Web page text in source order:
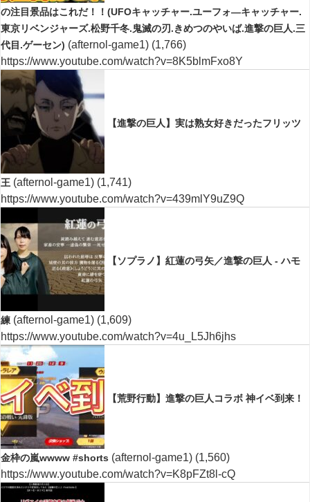
の注目景品はこれだ！！(UFOキャッチャー.ユーフォ―キャッチャー.
東京リベンジャーズ.松野千冬.鬼滅の刃.きめつのやいば.進撃の巨人.三
代目.ゲーセン) (afternol-game1) (1,766)
https://www.youtube.com/watch?v=8K5blmFxo8Y
【進撃の巨人】実は熟女好きだったフリッツ
王 (afternol-game1) (1,741)
https://www.youtube.com/watch?v=439mlY9uZ9Q
【ソプラノ】紅蓮の弓矢／進撃の巨人 - ハモ
練 (afternol-game1) (1,609)
https://www.youtube.com/watch?v=4u_L5Jh6jhs
【荒野行動】進撃の巨人コラボ 神イベ到来！
金枠の嵐wwww #shorts (afternol-game1) (1,560)
https://www.youtube.com/watch?v=K8pFZt8l-cQ